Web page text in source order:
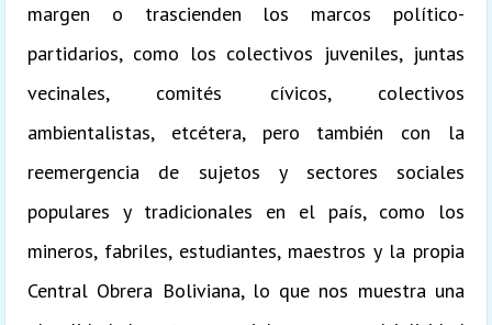
margen o trascienden los marcos político-
partidarios, como los colectivos juveniles, juntas
vecinales, comités cívicos, colectivos
ambientalistas, etcétera, pero también con la
reemergencia de sujetos y sectores sociales
populares y tradicionales en el país, como los
mineros, fabriles, estudiantes, maestros y la propia
Central Obrera Boliviana, lo que nos muestra una